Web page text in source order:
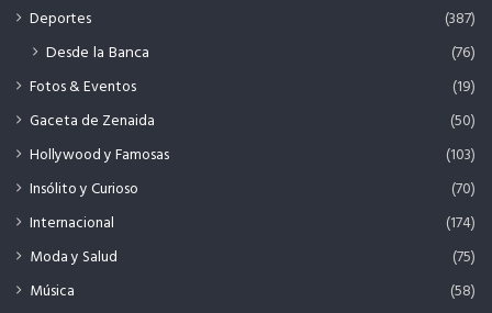
Deportes
(387)
Desde la Banca (76)
Fotos & Eventos
(19)
Gaceta de Zenaida
(50)
Hollywood y Famosas
(103)
Insólito y Curioso
(70)
Internacional
(174)
Moda y Salud
(75)
Música
(58)